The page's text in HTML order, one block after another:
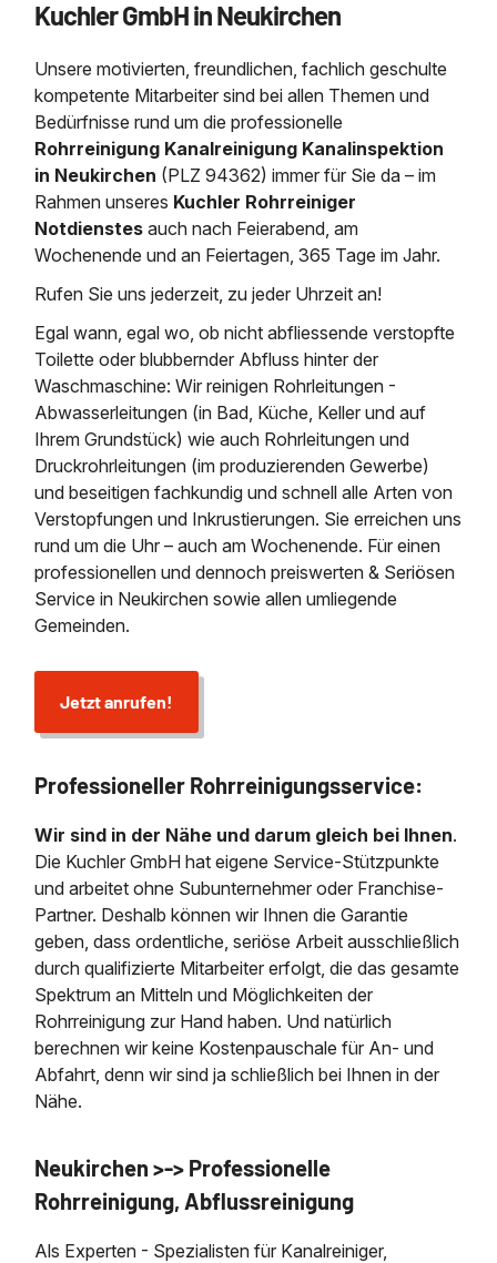
Kanalreinigung
Kanalinspektion
Grubenentleerung
24h Notdienst
Kosten Preise
Rohrreinigungsdienst
Wasserhaltung
Dükerreinigung
Entleerung und Reinigung
Grubenentleerung und
Sickerschacht Reinigung
Abfallzwischenlager
Austausch von
Schießstandsanierung -
Geschosssandfang
Mobile Schlamm-
Fettabscheider
Saugbagger / LuftförderanlageSaugbagger für Tiefbau
Saugbagger und Pumpen
Fermenter-Entleerung
Regenrückhaltebecken
Entschlammung
Trockensaugen von
etc.
Weitere Services mit
Heizung / Sanitär
Tiefbau
Unternehmen
Zertifikate /
Kontakt
Kuchler GmbH in Neukirchen
Unsere motivierten, freundlichen, fachlich geschulte
kompetente Mitarbeiter sind bei allen Themen und
Bedürfnisse rund um die professionelle
Rohrreinigung Kanalreinigung Kanalinspektion
in Neukirchen (PLZ 94362) immer für Sie da – im
Rahmen unseres Kuchler Rohrreiniger
Notdienstes auch nach Feierabend, am
Wochenende und an Feiertagen, 365 Tage im Jahr.
Rufen Sie uns jederzeit, zu jeder Uhrzeit an!
Egal wann, egal wo, ob nicht abfliessende verstopfte
Toilette oder blubbernder Abfluss hinter der
Waschmaschine: Wir reinigen Rohrleitungen -
Abwasserleitungen (in Bad, Küche, Keller und auf
Ihrem Grundstück) wie auch Rohrleitungen und
Druckrohrleitungen (im produzierenden Gewerbe)
und beseitigen fachkundig und schnell alle Arten von
Verstopfungen und Inkrustierungen. Sie erreichen uns
rund um die Uhr – auch am Wochenende. Für einen
professionellen und dennoch preiswerten & Seriösen
Service in Neukirchen sowie allen umliegende
Gemeinden.
Jetzt anrufen!
Professioneller Rohrreinigungsservice:
Wir sind in der Nähe und darum gleich bei Ihnen.
Die Kuchler GmbH hat eigene Service-Stützpunkte
und arbeitet ohne Subunternehmer oder Franchise-
Partner. Deshalb können wir Ihnen die Garantie
geben, dass ordentliche, seriöse Arbeit ausschließlich
durch qualifizierte Mitarbeiter erfolgt, die das gesamte
Spektrum an Mitteln und Möglichkeiten der
Rohrreinigung zur Hand haben. Und natürlich
berechnen wir keine Kostenpauschale für An- und
Abfahrt, denn wir sind ja schließlich bei Ihnen in der
Nähe.
Neukirchen >-> Professionelle
Rohrreinigung, Abflussreinigung
Als Experten - Spezialisten für Kanalreiniger,